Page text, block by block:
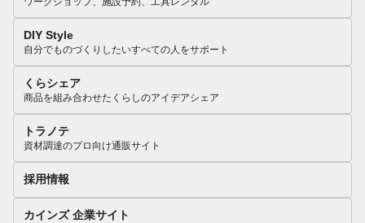
DIY Style
自分でものづくりしたいすべての人をサポート
くらシェア
商品を組み合わせたくらしのアイデアシェア
トラノテ
資材調達のプロ向け通販サイト
採用情報
カインズ 企業サイト